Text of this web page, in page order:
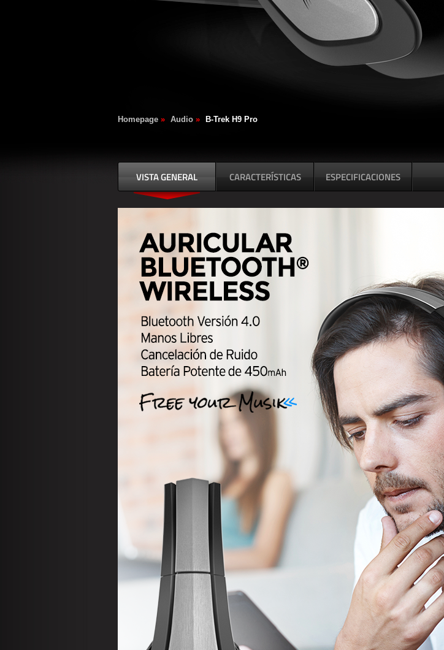
Homepage » Audio » B-Trek H9 Pro
VISTA GENERAL CARACTERÍSTICAS ESPECIFICACIONES